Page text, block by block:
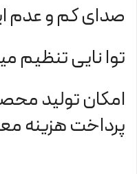
صدای کم و عدم
توا نایی تنظیم
امکان تولید
پرداخت هزینه